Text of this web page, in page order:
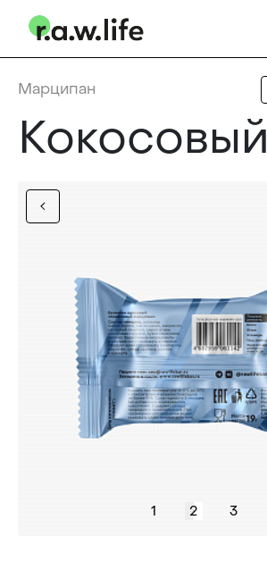
Марципан
Кокосовый
1 2 3